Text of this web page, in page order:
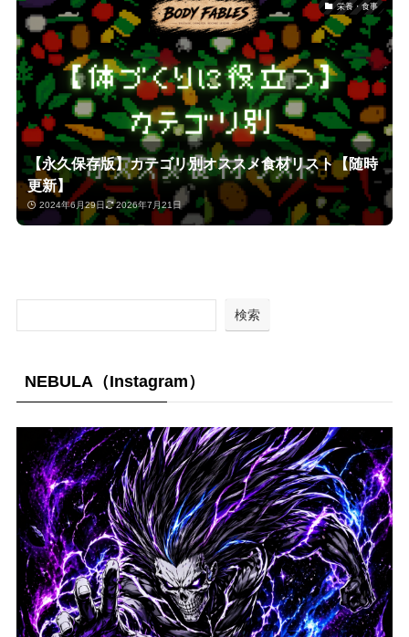
栄養・食事
【永久保存版】カテゴリ別オススメ食材リスト【随時
更新】
2024年6月29日 2026年7月21日
検索
NEBULA（Instagram）